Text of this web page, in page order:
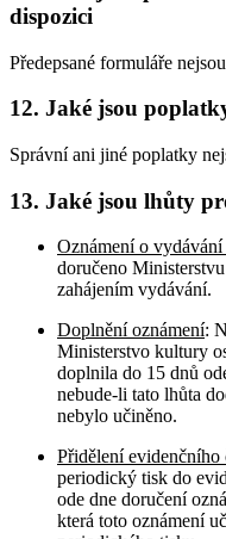
dispozici
Předepsané formuláře
12. Jaké jsou
Správní ani jiné poplatky
13. Jaké jsou lhůty
Oznámení o
doručeno
zahájením vydávání.
Doplnění oznámení:
Ministerstvo kultury
doplnila do 15 dnů
nebude-li tato lhůta
nebylo učiněno.
Přidělení evidenčního
periodický tisk do
ode dne doručení
která toto oznámení